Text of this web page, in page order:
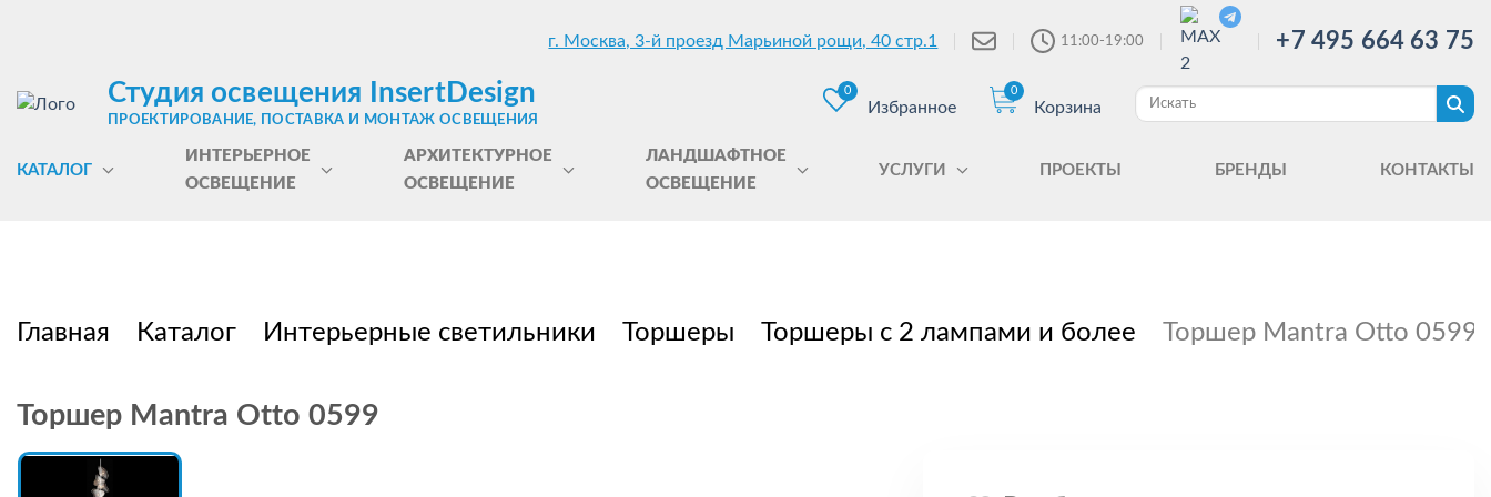
г. Москва, 3-й проезд Марьиной рощи, 40 стр.1 11:00-19:00 +7 495 664 63 75
Студия освещения InsertDesign
ПРОЕКТИРОВАНИЕ, ПОСТАВКА И МОНТАЖ ОСВЕЩЕНИЯ
0
Избранное
0
Корзина
КАТАЛОГ
ИНТЕРЬЕРНОЕ
ОСВЕЩЕНИЕ
АРХИТЕКТУРНОЕ
ОСВЕЩЕНИЕ
ЛАНДШАФТНОЕ
ОСВЕЩЕНИЕ
УСЛУГИ ПРОЕКТЫ БРЕНДЫ КОНТАКТЫ
Главная Каталог Интерьерные светильники Торшеры Торшеры с 2 лампами и более Торшер Mantra Otto 0599
Торшер Mantra Otto 0599